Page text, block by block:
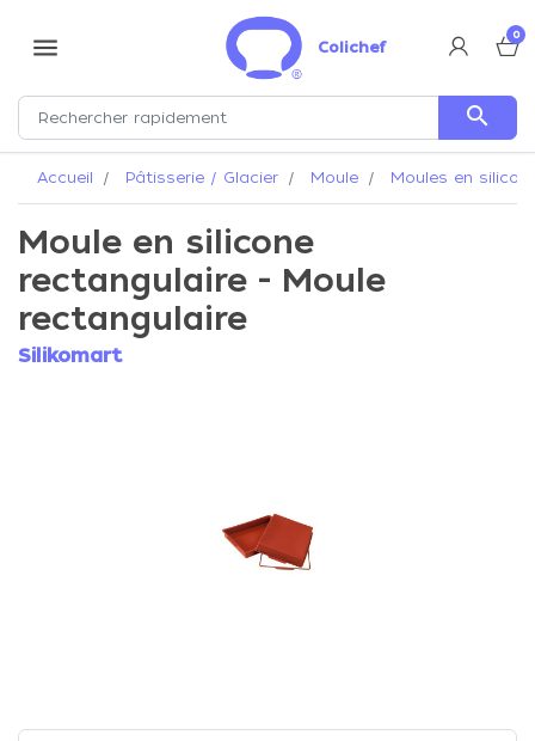
menu Colichef
0
search
Accueil Pâtisserie / Glacier Moule Moules en
Moule en silicone
rectangulaire - Moule
rectangulaire
Silikomart